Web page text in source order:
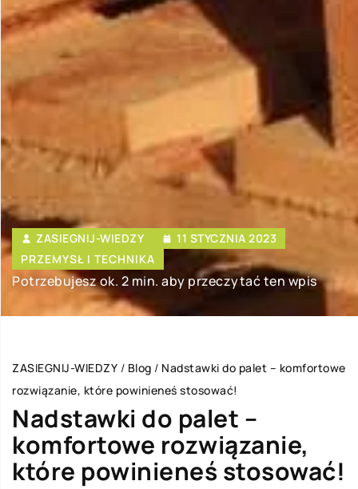
ZASIEGNIJ-WIEDZY
11 STYCZNIA 2023
PRZEMYSŁ I TECHNIKA
Potrzebujesz ok. 2 min. aby przeczytać ten wpis
ZASIEGNIJ-WIEDZY / Blog / Nadstawki do palet – komfortowe
rozwiązanie, które powinieneś stosować!
Nadstawki do palet –
komfortowe rozwiązanie,
które powinieneś stosować!